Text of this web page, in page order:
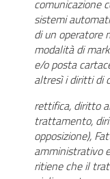
comunicazione
sistemi
di un operatore
modalità di
e/o posta
altresì i diritti di
rettifica, diritto
trattamento,
opposizione),
amministrativo
ritiene che il